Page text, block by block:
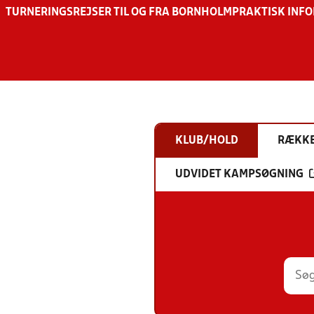
TURNERINGSREJSER TIL OG FRA BORNHOLM PRAKTISK
KLUB/HOLD
UDVIDET KAMPSØGNING